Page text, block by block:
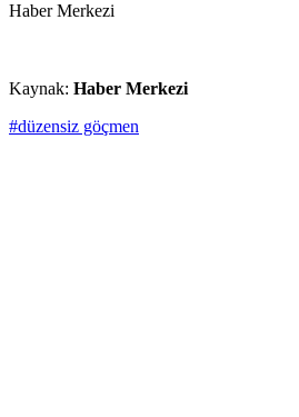
Haber Merkezi
Kaynak: Haber Merkezi
#düzensiz göçmen